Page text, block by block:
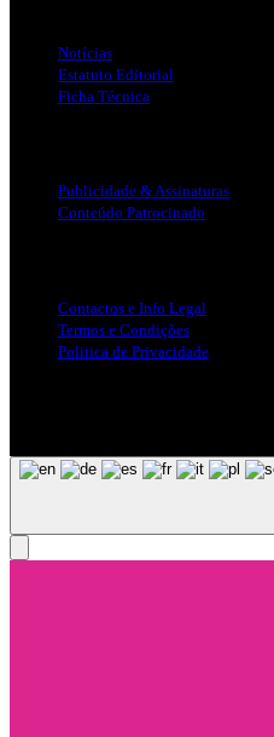
Notícias
Estatuto Editorial
Ficha Técnica
Publicidade & Assinaturas
Conteúdo Patrocinado
Contactos e Info Legal
Termos e Condições
Politica de Privacidade